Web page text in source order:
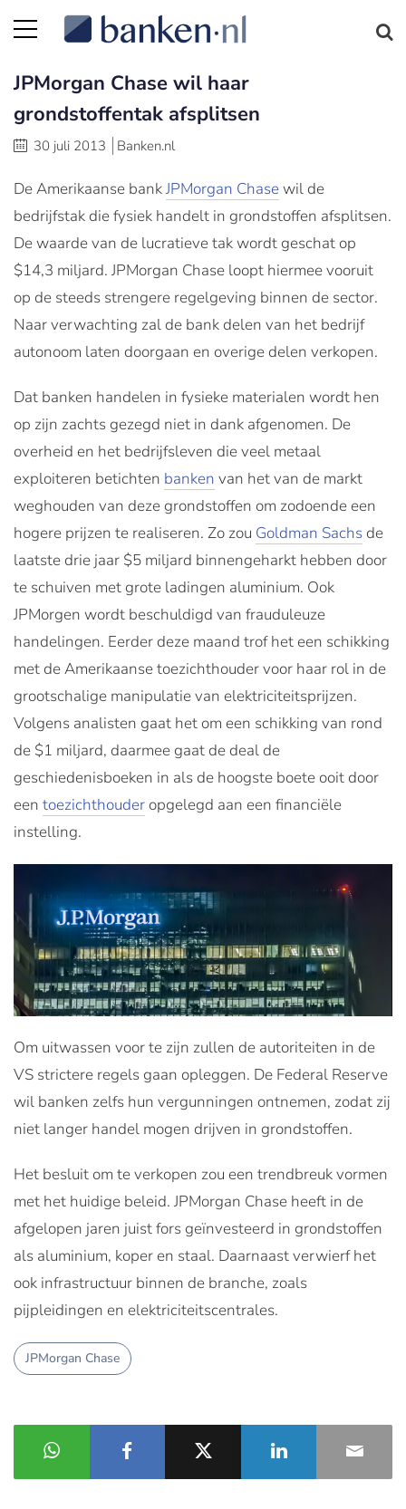
JPMorgan Chase wil haar
grondstoffentak afsplitsen
30 juli 2013 Banken.nl
De Amerikaanse bankJPMorgan Chasewil de
bedrijfstak die fysiek handelt in grondstoffen afsplitsen.
De waarde van de lucratieve tak wordt geschat op
$14,3 miljard. JPMorgan Chase loopt hiermee vooruit
op de steeds strengere regelgeving binnen de sector.
Naar verwachting zal de bank delen van het bedrijf
autonoom laten doorgaan en overige delen verkopen.
Dat banken handelen in fysieke materialen wordt hen
op zijn zachts gezegd niet in dank afgenomen. De
overheid en het bedrijfsleven die veel metaal
exploiteren betichten banken van het van de markt
weghouden van deze grondstoffen om zodoende een
hogere prijzen te realiseren. Zo zou Goldman Sachsde
laatste drie jaar $5 miljard binnengeharkt hebben door
te schuiven met grote ladingen aluminium. Ook
JPMorgen wordt beschuldigd van frauduleuze
handelingen. Eerder deze maand trof het een schikking
met de Amerikaanse toezichthouder voor haar rol in de
grootschalige manipulatie van elektriciteitsprijzen.
Volgens analisten gaat het om een schikking van rond
de $1 miljard, daarmee gaat de deal de
geschiedenisboeken in als de hoogste boete ooit door
een toezichthouder opgelegd aan een financiële
instelling.
Om uitwassen voor te zijn zullen de autoriteiten in de
VS strictere regels gaan opleggen. De Federal Reserve
wil banken zelfs hun vergunningen ontnemen, zodat zij
niet langer handel mogen drijven in grondstoffen.
Het besluit om te verkopen zou een trendbreuk vormen
met het huidige beleid. JPMorgan Chase heeft in de
afgelopen jaren juist fors geïnvesteerd in grondstoffen
als aluminium, koper en staal. Daarnaast verwierf het
ook infrastructuur binnen de branche, zoals
pijpleidingen en elektriciteitscentrales.
JPMorgan Chase